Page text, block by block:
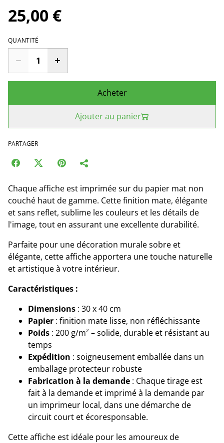
25,00 €
QUANTITÉ
Acheter
Ajouter au panier
PARTAGER
Chaque affiche est imprimée sur du papier mat non
couché haut de gamme. Cette finition mate, élégante
et sans reflet, sublime les couleurs et les détails de
l'image, tout en assurant une excellente durabilité.
Parfaite pour une décoration murale sobre et
élégante, cette affiche apportera une touche naturelle
et artistique à votre intérieur.
Caractéristiques :
Dimensions : 30 x 40 cm
Papier : finition mate lisse, non réfléchissante
Poids : 200 g/m² – solide, durable et résistant au
temps
Expédition : soigneusement emballée dans un
emballage protecteur robuste
Fabrication à la demande : Chaque tirage est
fait à la demande et imprimé à la demande par
un imprimeur local, dans une démarche de
circuit court et écoresponsable.
Cette affiche est idéale pour les amoureux de